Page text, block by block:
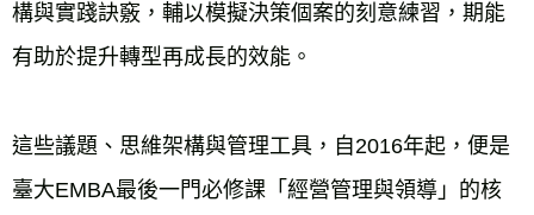
構與實踐訣竅，輔以模擬決策個案的刻意練習，期能
有助於提升轉型再成長的效能。
這些議題、思維架構與管理工具，自2016年起，便是
臺大EMBA最後一門必修課「經營管理與領導」的核